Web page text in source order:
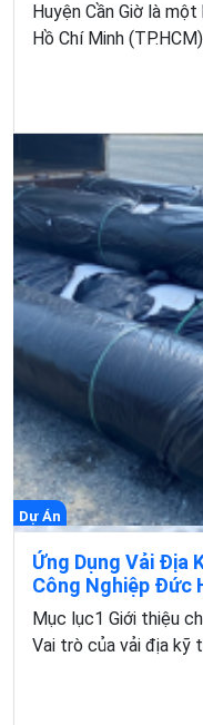
Huyện Cần Giờ là
Hồ Chí Minh
Dự Án
Ứng Dụng Vải Địa
Công Nghiệp Đức
Mục lục1 Giới thiệu
Vai trò của vải địa kỹ